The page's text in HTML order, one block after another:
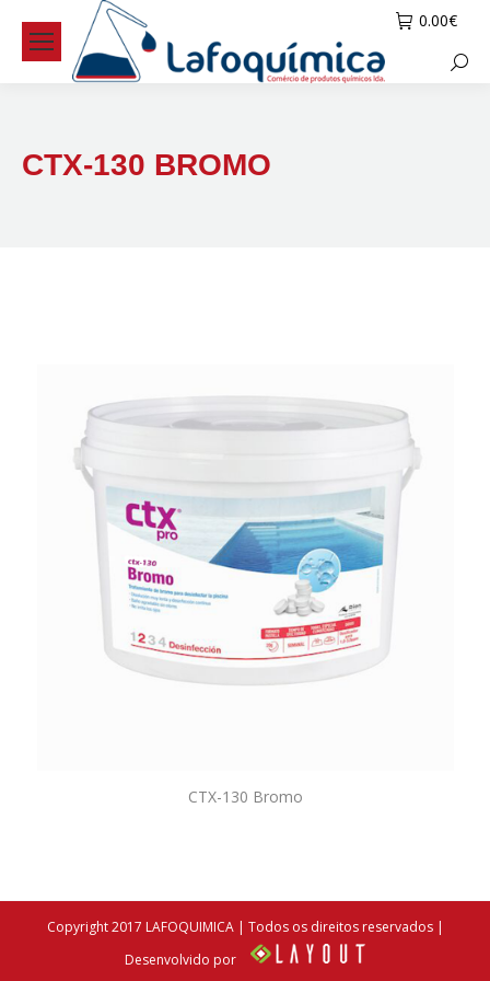
0.00€
CTX-130 BROMO
CTX-130 Bromo
Copyright 2017 LAFOQUIMICA | Todos os direitos reservados |
Desenvolvido por